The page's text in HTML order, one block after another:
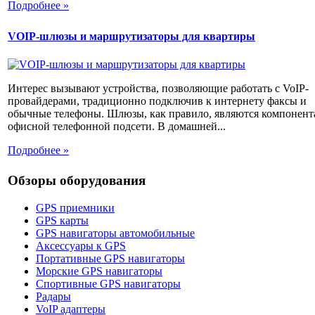
Подробнее »
VOIP-шлюзы и маршрутизаторы для квартиры
Интерес вызывают устройства, позволяющие работать с VoIP-
провайдерами, традиционно подключив к интернету факсы и
обычные телефоны. Шлюзы, как правило, являются
офисной телефонной подсети. В домашней...
Подробнее »
Обзоры оборудования
GPS приемники
GPS карты
GPS навигаторы автомобильные
Аксессуары к GPS
Портативные GPS навигаторы
Морские GPS навигаторы
Спортивные GPS навигаторы
Радары
VoIP адаптеры